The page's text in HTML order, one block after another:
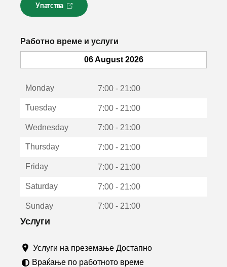
Упатства
Л
и
к
с
о
р
Работно време и услуги
06 August 2026
Monday 7:00 - 21:00
Tuesday 7:00 - 21:00
Wednesday 7:00 - 21:00
Thursday 7:00 - 21:00
Friday 7:00 - 21:00
Saturday 7:00 - 21:00
Sunday 7:00 - 21:00
Услуги
Услуги на преземање Достапно
Враќање по работното време